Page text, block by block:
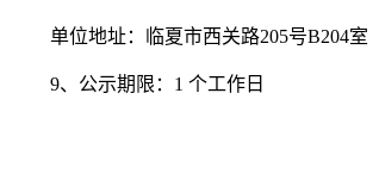
单位地址：临夏市西关路205号B204室
9、公示期限：1 个工作日